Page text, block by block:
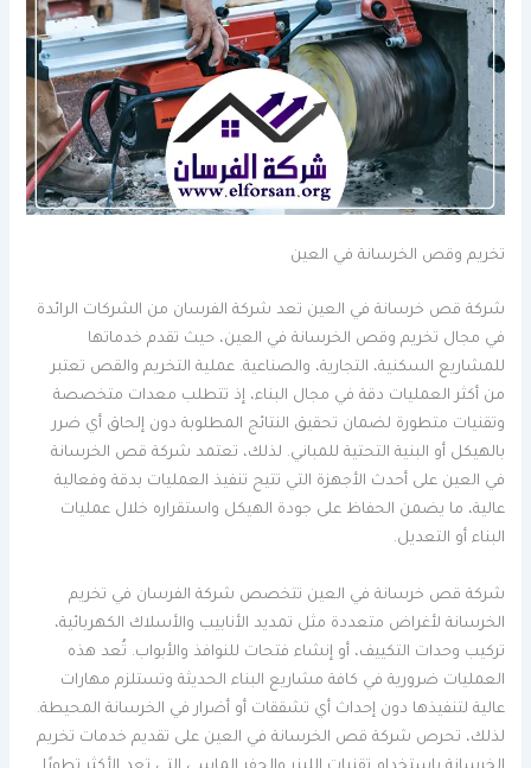
تخريم وقص الخرسانة في العين
شركة قص خرسانة في العين تعد شركة الفرسان من الشركات الرائدة
في مجال تخريم وقص الخرسانة في العين، حيث تقدم خدماتها
للمشاريع السكنية، التجارية، والصناعية. عملية التخريم والقص تعتبر
من أكثر العمليات دقة في مجال البناء، إذ تتطلب معدات متخصصة
وتقنيات متطورة لضمان تحقيق النتائج المطلوبة دون إلحاق أي ضرر
بالهيكل أو البنية التحتية للمباني. لذلك، تعتمد شركة قص الخرسانة
في العين على أحدث الأجهزة التي تتيح تنفيذ العمليات بدقة وفعالية
عالية، ما يضمن الحفاظ على جودة الهيكل واستقراره خلال عمليات
البناء أو التعديل.
شركة قص خرسانة في العين تتخصص شركة الفرسان في تخريم
الخرسانة لأغراض متعددة مثل تمديد الأنابيب والأسلاك الكهربائية،
تركيب وحدات التكييف، أو إنشاء فتحات للنوافذ والأبواب. تُعد هذه
العمليات ضرورية في كافة مشاريع البناء الحديثة وتستلزم مهارات
عالية لتنفيذها دون إحداث أي تشققات أو أضرار في الخرسانة المحيطة.
لذلك، تحرص شركة قص الخرسانة في العين على تقديم خدمات تخريم